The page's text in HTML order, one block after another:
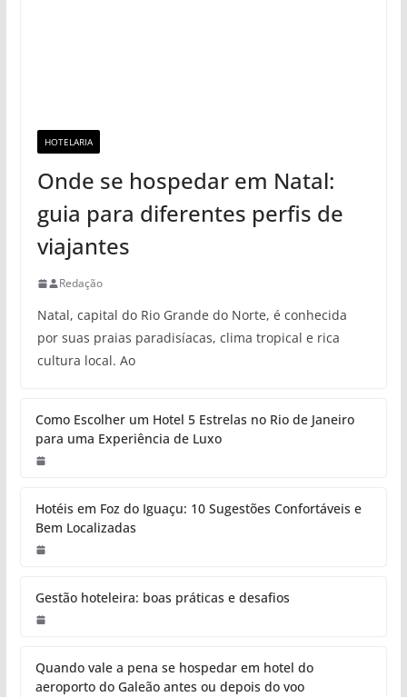
HOTELARIA
Onde se hospedar em Natal:
guia para diferentes perfis de
viajantes
Redação
Natal, capital do Rio Grande do Norte, é conhecida
por suas praias paradisíacas, clima tropical e rica
cultura local. Ao
Como Escolher um Hotel 5 Estrelas no Rio de Janeiro
para uma Experiência de Luxo
Hotéis em Foz do Iguaçu: 10 Sugestões Confortáveis e
Bem Localizadas
Gestão hoteleira: boas práticas e desafios
Quando vale a pena se hospedar em hotel do
aeroporto do Galeão antes ou depois do voo